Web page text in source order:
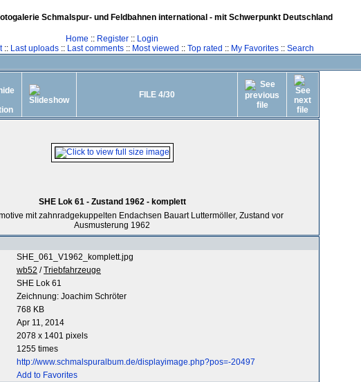
Schmalspur- und Feldbahnen international - mit Schwerpunkt Deutschland
Home :: Register :: Login
:: Last uploads:: Last comments:: Most viewed :: Top rated :: My Favorites:: Search
FILE 4/30
SHE Lok 61 - Zustand 1962 - komplett
mit zahnradgekuppelten Endachsen Bauart Luttermöller, Zustand vor
Ausmusterung 1962
SHE_061_V1962_komplett.jpg
wb52 /Triebfahrzeuge
SHE Lok 61
Zeichnung: Joachim Schröter
768 KB
Apr 11, 2014
2078 x 1401 pixels
1255 times
http://www.schmalspuralbum.de/displayimage.php?pos=-20497
Add to Favorites